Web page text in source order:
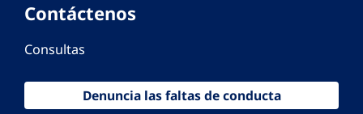
Contáctenos
Consultas
Denuncia las faltas de conducta